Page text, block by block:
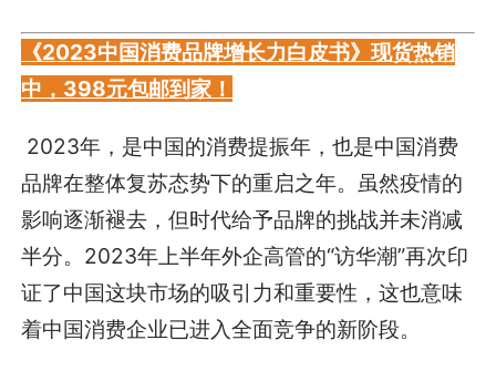
《2023中国消费品牌增长力白皮书》现货热销
中，398元包邮到家！
2023年，是中国的消费提振年，也是中国消费
品牌在整体复苏态势下的重启之年。虽然疫情的
影响逐渐褪去，但时代给予品牌的挑战并未消减
半分。2023年上半年外企高管的“访华潮”再次印
证了中国这块市场的吸引力和重要性，这也意味
着中国消费企业已进入全面竞争的新阶段。